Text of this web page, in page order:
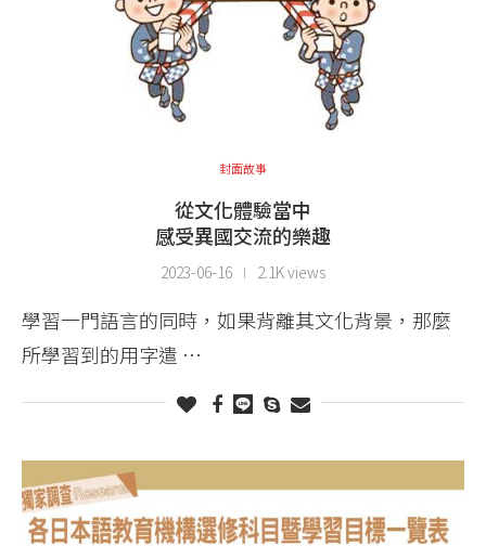
封面故事
從文化體驗當中
感受異國交流的樂趣
2023-06-16 2.1K views
學習一門語言的同時，如果背離其文化背景，那麼
所學習到的用字遣 …